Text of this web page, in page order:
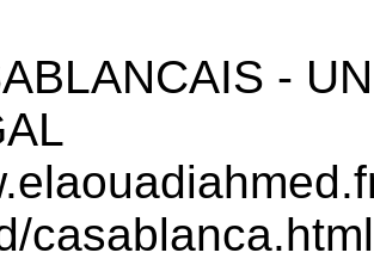
-
casablanca.html